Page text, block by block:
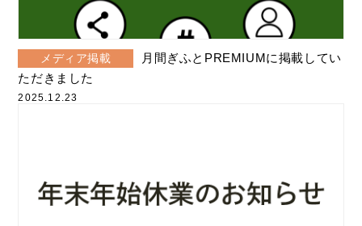
メディア掲載
ただきました
2025.12.23